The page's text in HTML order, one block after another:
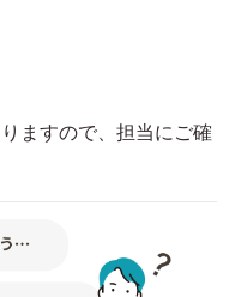
ますので、担当にご確